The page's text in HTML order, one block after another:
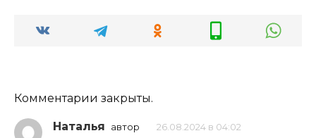
Комментарии закрыты.
Наталья автор 26.08.2024 в 04:02